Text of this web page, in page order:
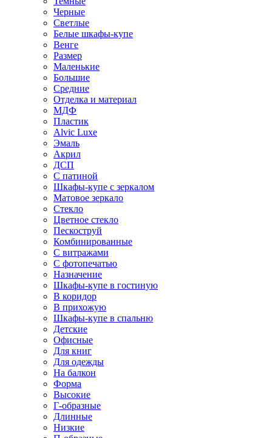
Черные
Светлые
Белые шкафы-купе
Венге
Размер
Маленькие
Большие
Средние
Отделка и материал
МДФ
Пластик
Alvic Luxe
Эмаль
Акрил
ДСП
С патиной
Шкафы-купе с зеркалом
Матовое зеркало
Стекло
Цветное стекло
Пескоструй
Комбинированные
С витражами
С фотопечатью
Назначение
Шкафы-купе в гостиную
В коридор
В прихожую
Шкафы-купе в спальню
Детские
Офисные
Для книг
Для одежды
На балкон
Форма
Высокие
Г-образные
Длинные
Низкие